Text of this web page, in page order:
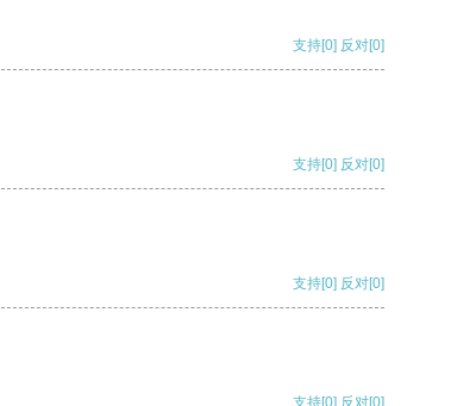
支持[0] 反对[0]
支持[0] 反对[0]
支持[0] 反对[0]
支持[0] 反对[0]